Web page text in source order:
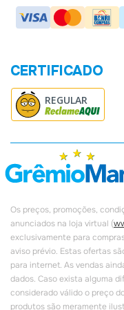
Política de
CERTIFICADO
REGULAR
Os preços, promoções,
anunciados na loja virtual (
exclusivamente para
aviso prévio. Estas ofertas
para internet. As vendas
dados. Caso exista alguma
considerado válido o preço
produtos são meramente